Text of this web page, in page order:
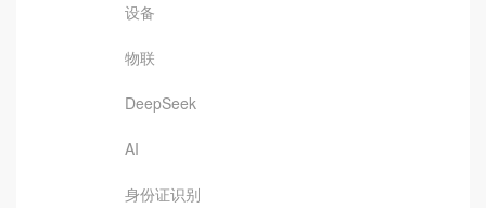
设备
物联
DeepSeek
AI
身份证识别